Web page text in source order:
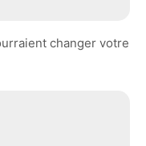
changer votre